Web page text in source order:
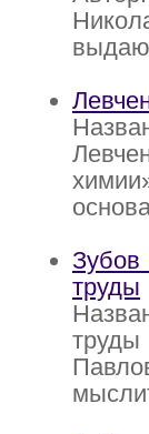
труды